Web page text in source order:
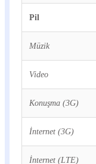
Pil
Müzik
Video
Konuşma (3G)
İnternet (3G)
İnternet (LTE)